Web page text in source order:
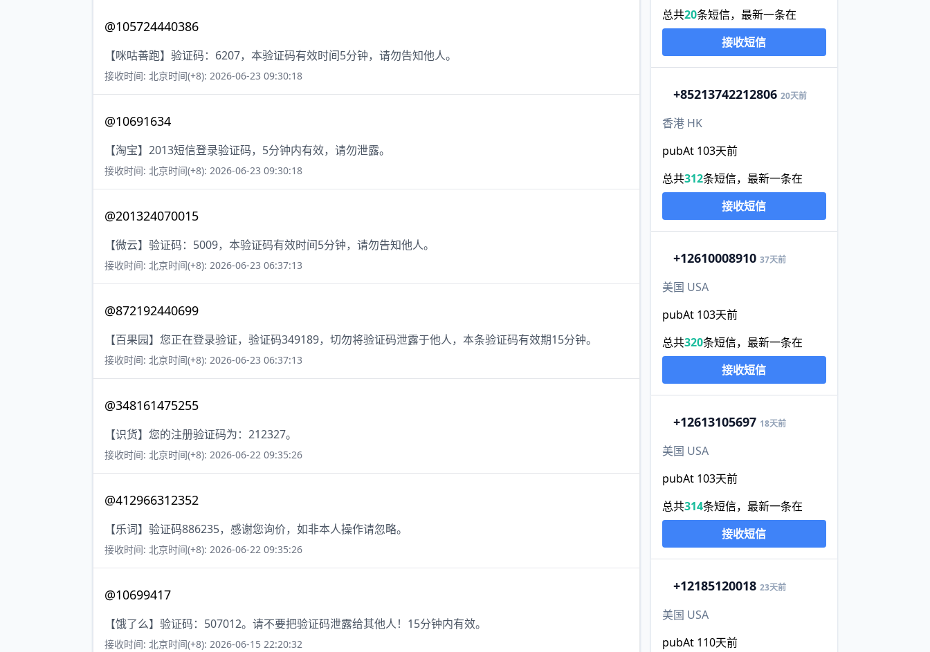
@105724440386
【咪咕善跑】验证码：6207，本验证码有效时间5分钟，请勿告知他人。
接收时间: 北京时间(+8): 2026-06-23 09:30:18
@10691634
【淘宝】2013短信登录验证码，5分钟内有效，请勿泄露。
接收时间: 北京时间(+8): 2026-06-23 09:30:18
@201324070015
【微云】验证码：5009，本验证码有效时间5分钟，请勿告知他人。
接收时间: 北京时间(+8): 2026-06-23 06:37:13
@872192440699
【百果园】您正在登录验证，验证码349189，切勿将验证码泄露于他人，本条验证码有效期15分钟。
接收时间: 北京时间(+8): 2026-06-23 06:37:13
@348161475255
【识货】您的注册验证码为：212327。
接收时间: 北京时间(+8): 2026-06-22 09:35:26
@412966312352
【乐词】验证码886235，感谢您询价，如非本人操作请忽略。
接收时间: 北京时间(+8): 2026-06-22 09:35:26
@10699417
【饿了么】验证码：507012。请不要把验证码泄露给其他人！15分钟内有效。
接收时间: 北京时间(+8): 2026-06-15 22:20:32
总共20条短信，最新一条在
接收短信
+85213742212806 20天前
香港 HK
pubAt 103天前
总共312条短信，最新一条在
接收短信
+12610008910 37天前
美国 USA
pubAt 103天前
总共320条短信，最新一条在
接收短信
+12613105697 18天前
美国 USA
pubAt 103天前
总共314条短信，最新一条在
接收短信
+12185120018 23天前
美国 USA
pubAt 110天前